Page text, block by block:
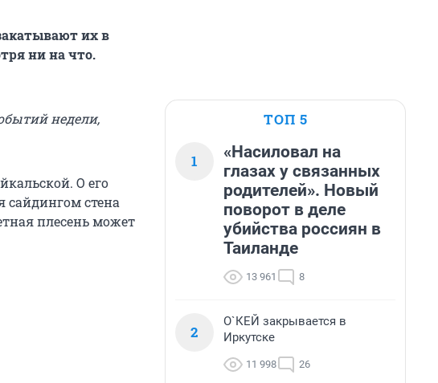
их в
ни на что.
недели,
О его
сайдингом стена
плесень может
ТОП 5
1
«Насиловал на
глазах у связанных
родителей». Новый
поворот в деле
убийства россиян в
Таиланде
13 961 8
2
О`КЕЙ закрывается в
Иркутске
11 998 26